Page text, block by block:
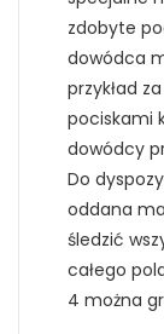
zdobyte
dowódca
przykład
pociskami
dowódcy
Do
oddana
śledzić
całego
4 można